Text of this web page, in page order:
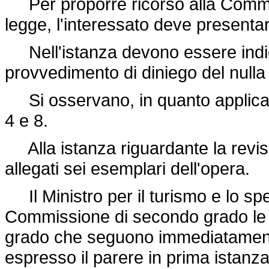
legge, l'interessato deve
Nell'istanza devono essere
provvedimento di diniego del
Si osservano, in quanto
4 e 8.
Alla istanza riguardante la
allegati sei esemplari dell'opera.
Il Ministro per il turismo e lo
Commissione di secondo grado
grado che seguono
espresso il parere in prima